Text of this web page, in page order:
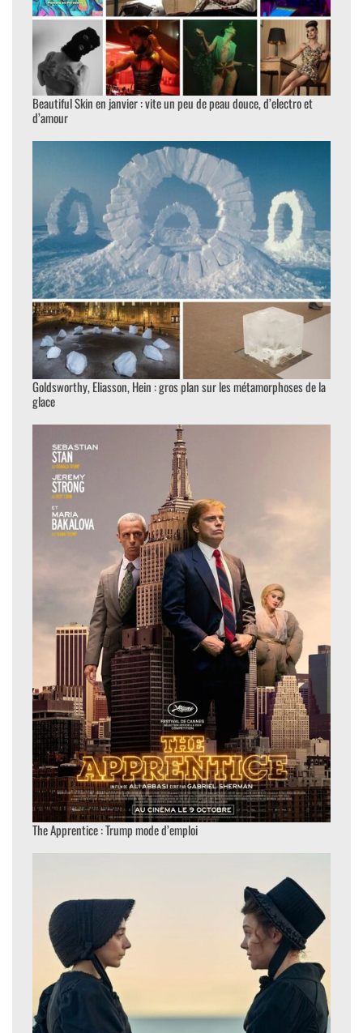
Beautiful Skin en janvier : vite un peu de peau douce, d’electro et
d’amour
Goldsworthy, Eliasson, Hein : gros plan sur les métamorphoses de la
glace
The Apprentice : Trump mode d’emploi